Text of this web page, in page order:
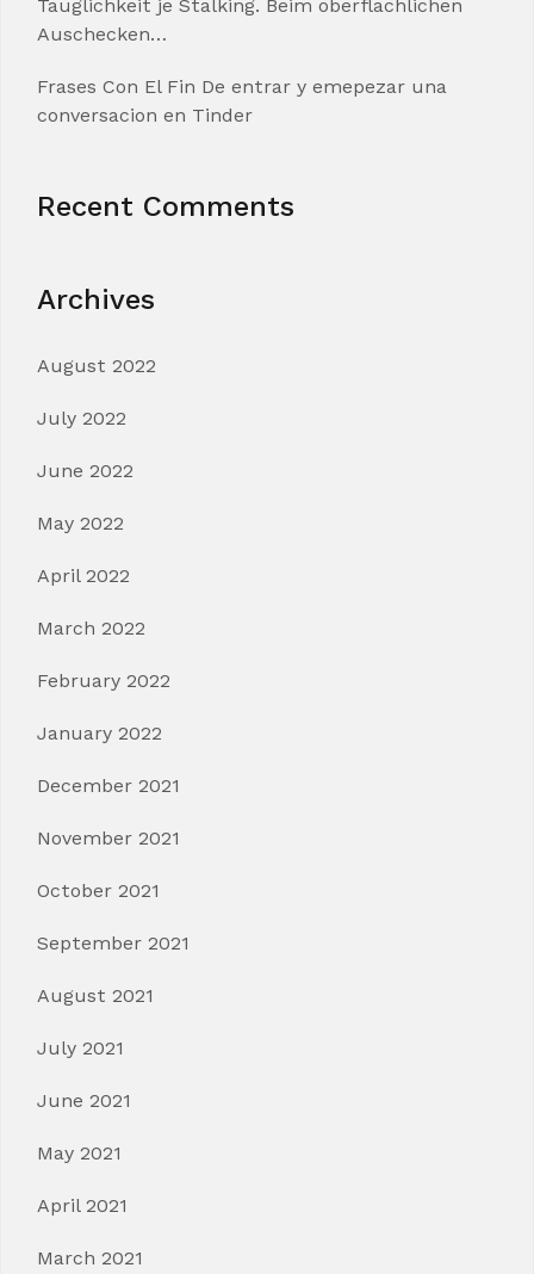
Tauglichkeit je Stalking. Beim oberflachlichen
Auschecken…
Frases Con El Fin De entrar y emepezar una
conversacion en Tinder
Recent Comments
Archives
August 2022
July 2022
June 2022
May 2022
April 2022
March 2022
February 2022
January 2022
December 2021
November 2021
October 2021
September 2021
August 2021
July 2021
June 2021
May 2021
April 2021
March 2021